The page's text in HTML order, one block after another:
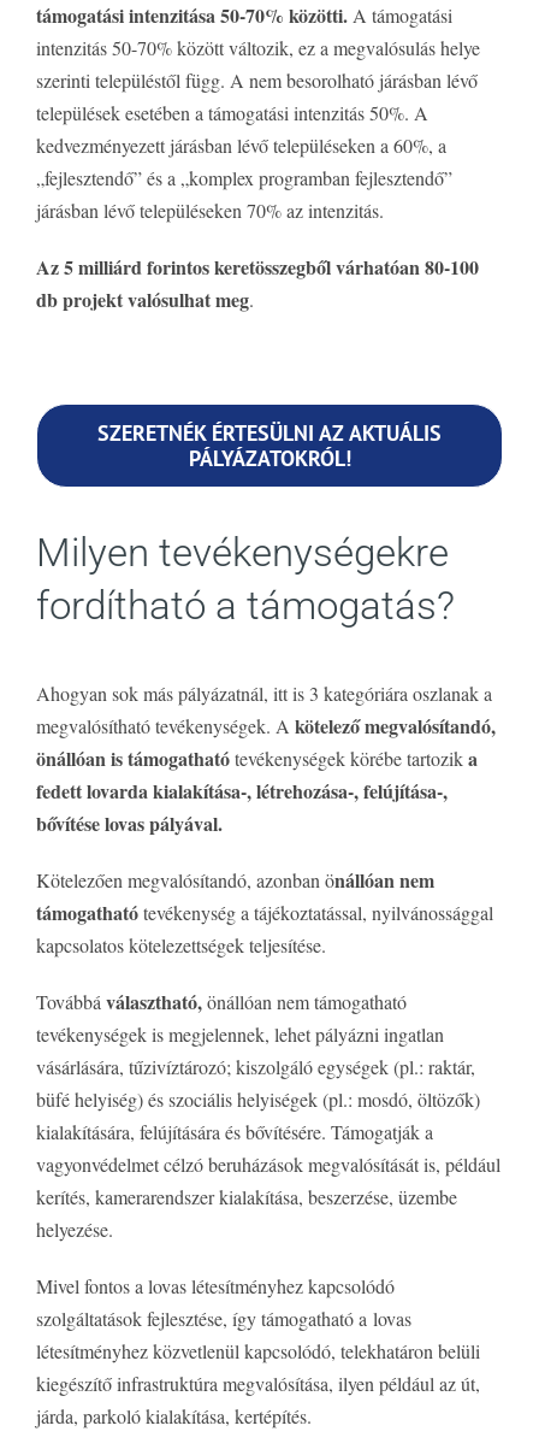
támogatási intenzitása 50-70% közötti.A támogatási
intenzitás 50-70% között változik, ez a megvalósulás helye
szerinti településtől függ. A nem besorolható járásban lévő
települések esetében a támogatási intenzitás 50%. A
kedvezményezett járásban lévő településeken a 60%, a
„fejlesztendő” és a „komplex programban fejlesztendő”
járásban lévő településeken 70% az intenzitás.
Az 5 milliárd forintos keretösszegből várhatóan 80-100
db projekt valósulhat meg.
SZERETNÉK ÉRTESÜLNI AZ AKTUÁLIS
PÁLYÁZATOKRÓL!
Milyen tevékenységekre
fordítható a támogatás?
Ahogyan sok más pályázatnál, itt is 3 kategóriára oszlanak a
megvalósítható tevékenységek. A kötelező megvalósítandó,
önállóan is támogathatótevékenységek körébe tartozika
fedett lovarda kialakítása-, létrehozása-, felújítása-,
bővítése lovas pályával.
Kötelezően megvalósítandó, azonban önállóan nem
támogathatótevékenység a tájékoztatással, nyilvánossággal
kapcsolatos kötelezettségek teljesítése.
Továbbá választható,önállóan nem támogatható
tevékenységek is megjelennek, lehet pályázni ingatlan
vásárlására, tűzivíztározó; kiszolgáló egységek (pl.: raktár,
büfé helyiség) és szociális helyiségek (pl.: mosdó, öltözők)
kialakítására, felújítására és bővítésére. Támogatják a
vagyonvédelmet célzó beruházások megvalósítását is, például
kerítés, kamerarendszer kialakítása, beszerzése, üzembe
helyezése.
Mivel fontos a lovas létesítményhez kapcsolódó
szolgáltatások fejlesztése, így támogatható a lovas
létesítményhez közvetlenül kapcsolódó, telekhatáron belüli
kiegészítő infrastruktúra megvalósítása, ilyen például az út,
járda, parkoló kialakítása, kertépítés.